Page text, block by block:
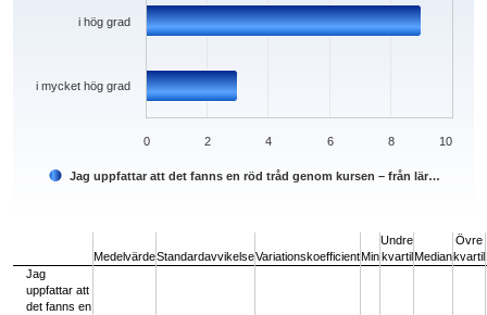
Jag uppfattar att det fanns en röd tråd genom kursen – från lär…
i mycket hög grad
i hög grad
0 2 4 6 8 10
MedelvärdeStandardavvikelseVariationskoefficientMin
Undre
kvartilMedian
Övre
kvartil
Jag
uppfattar att
det fanns en